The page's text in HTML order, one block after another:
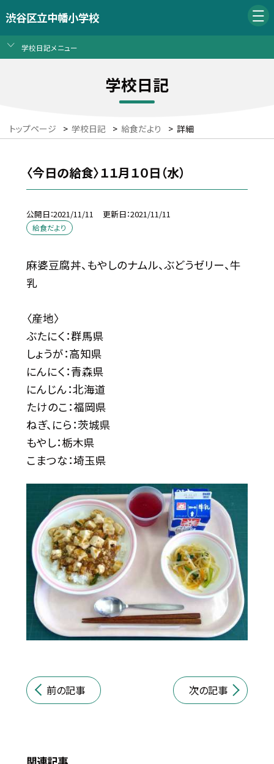
渋谷区立中幡小学校
学校日記メニュー
学校日記
トップページ > 学校日記 > 給食だより > 詳細
〈今日の給食〉１１月１０日（水）
公開日 2021/11/11 更新日 2021/11/11
給食だより
麻婆豆腐丼、もやしのナムル、ぶどうゼリー、牛
乳
〈産地〉
ぶたにく：群馬県
しょうが：高知県
にんにく：青森県
にんじん：北海道
たけのこ：福岡県
ねぎ、にら：茨城県
もやし：栃木県
こまつな：埼玉県
前の記事 次の記事